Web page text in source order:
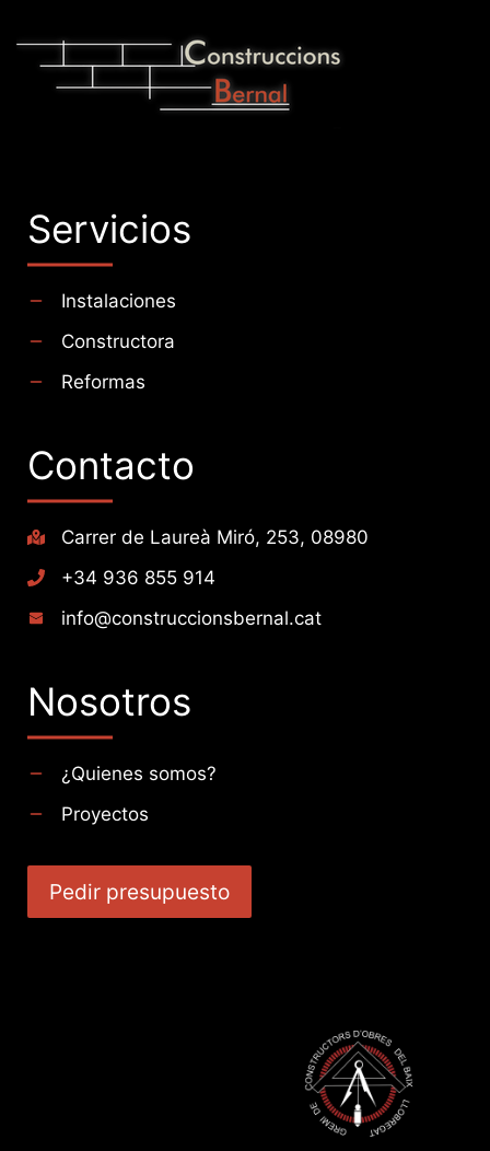
Servicios
Instalaciones
Constructora
Reformas
Contacto
Carrer de Laureà Miró, 253, 08980
+34 936 855 914
info@construccionsbernal.cat
Nosotros
¿Quienes somos?
Proyectos
Pedir presupuesto